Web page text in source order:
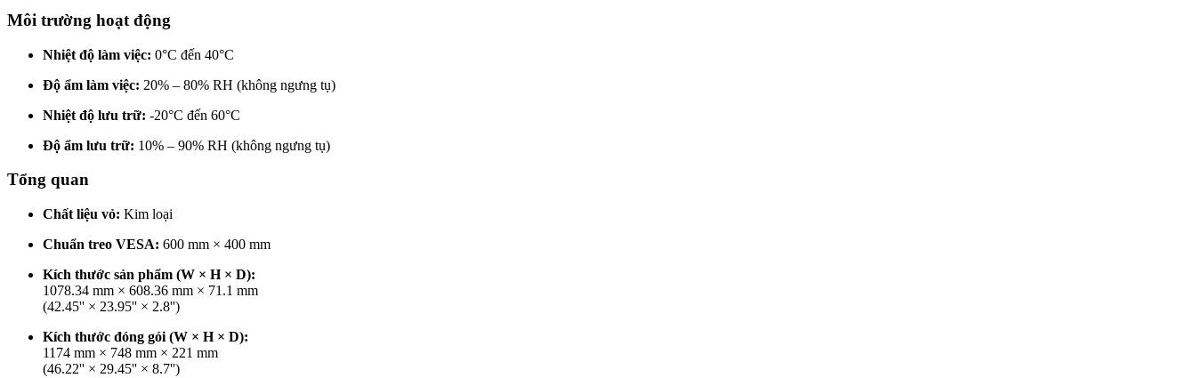
Môi trường hoạt động
Nhiệt độ làm việc: 0°C đến 40°C
Độ ẩm làm việc: 20% – 80% RH (không ngưng tụ)
Nhiệt độ lưu trữ: -20°C đến 60°C
Độ ẩm lưu trữ: 10% – 90% RH (không ngưng tụ)
Tổng quan
Chất liệu vỏ: Kim loại
Chuẩn treo VESA: 600 mm × 400 mm
Kích thước sản phẩm (W × H × D):
1078.34 mm × 608.36 mm × 71.1 mm
(42.45'' × 23.95'' × 2.8'')
Kích thước đóng gói (W × H × D):
1174 mm × 748 mm × 221 mm
(46.22'' × 29.45'' × 8.7'')